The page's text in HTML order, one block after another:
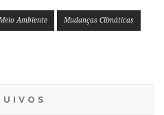
Ambiente Mudanças Climáticas